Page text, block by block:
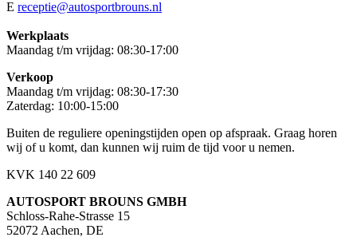
E receptie@autosportbrouns.nl
Werkplaats
Maandag t/m vrijdag: 08:30-17:00
Verkoop
Maandag t/m vrijdag: 08:30-17:30
Zaterdag: 10:00-15:00
Buiten de reguliere openingstijden open op afspraak. Graag horen
wij of u komt, dan kunnen wij ruim de tijd voor u nemen.
KVK 140 22 609
AUTOSPORT BROUNS GMBH
Schloss-Rahe-Strasse 15
52072 Aachen, DE